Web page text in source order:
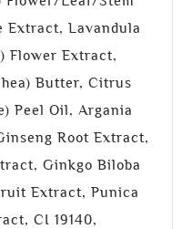
Extract, Lavandula
Flower Extract,
Butter, Citrus
Peel Oil, Argania
Root Extract,
Ginkgo Biloba
Extract, Punica
CI 19140,